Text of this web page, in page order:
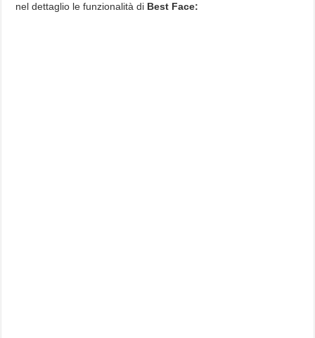
nel dettaglio le funzionalità di Best Face: